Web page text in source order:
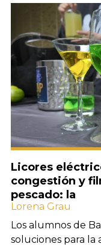
Licores
congestión y
pescado: la
innovación
el aula
Lorena Grau
Los alumnos de
soluciones para la